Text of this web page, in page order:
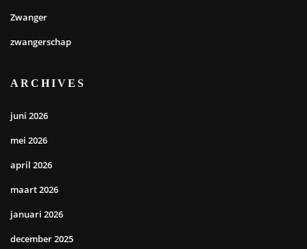
Zwanger
zwangerschap
ARCHIVES
juni 2026
mei 2026
april 2026
maart 2026
januari 2026
december 2025